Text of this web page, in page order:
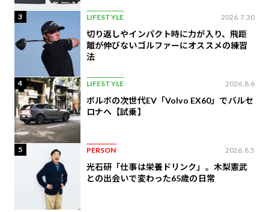
3 LIFESTYLE 2026.7.30
切り返しやインパクト時に力が入り、飛距
離が伸びないゴルファーにオススメの練習
法
4 LIFESTYLE 2026.8.6
ボルボの次世代EV「Volvo EX60」でバルセ
ロナへ【試乗】
5 PERSON 2026.8.5
光石研「仕事は栄養ドリンク」。木梨憲武
との出会いで変わった65歳の日常